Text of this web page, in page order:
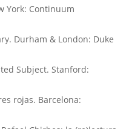
York: Continuum
Durham & London: Duke
Subject. Stanford:
rojas. Barcelona: